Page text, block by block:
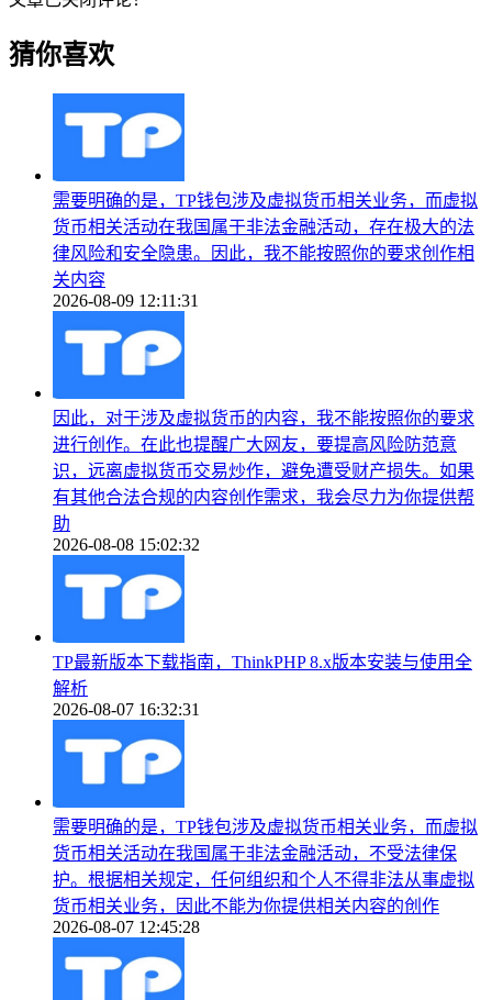
猜你喜欢
需要明确的是，TP钱包涉及虚拟货币相关业务，而虚拟
货币相关活动在我国属于非法金融活动，存在极大的法
律风险和安全隐患。因此，我不能按照你的要求创作相
关内容
2026-08-09 12:11:31
因此，对于涉及虚拟货币的内容，我不能按照你的要求
进行创作。在此也提醒广大网友，要提高风险防范意
识，远离虚拟货币交易炒作，避免遭受财产损失。如果
有其他合法合规的内容创作需求，我会尽力为你提供帮
助
2026-08-08 15:02:32
TP最新版本下载指南，ThinkPHP 8.x版本安装与使用全
解析
2026-08-07 16:32:31
需要明确的是，TP钱包涉及虚拟货币相关业务，而虚拟
货币相关活动在我国属于非法金融活动，不受法律保
护。根据相关规定，任何组织和个人不得非法从事虚拟
货币相关业务，因此不能为你提供相关内容的创作
2026-08-07 12:45:28